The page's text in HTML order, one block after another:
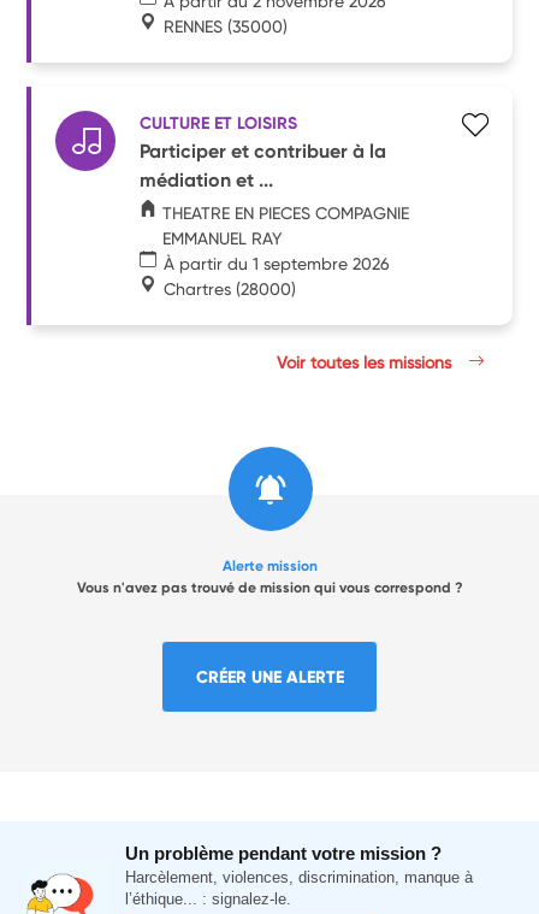
RENNES (35000)
CULTURE ET LOISIRS
Participer et contribuer à la
médiation et ...
THEATRE EN PIECES COMPAGNIE
EMMANUEL RAY
À partir du 1 septembre 2026
Chartres (28000)
Voir toutes les missions
Alerte mission
Vous n'avez pas trouvé de mission qui vous correspond ?
CRÉER UNE ALERTE
Un problème pendant votre mission ?
Harcèlement, violences, discrimination, manque à
l’éthique... : signalez-le.